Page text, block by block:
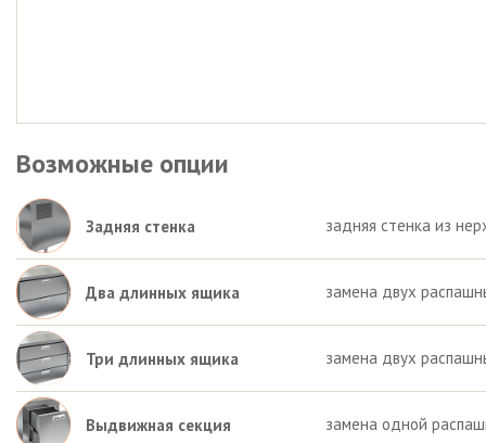
Возможные опции
Задняя стенка задняя стенка из
Два длинных ящика замена двух
Три длинных ящика замена двух
Выдвижная секция замена одной